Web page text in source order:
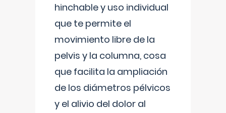
hinchable y uso individual
que te permite el
movimiento libre de la
pelvis y la columna, cosa
que facilita la ampliación
de los diámetros pélvicos
y el alivio del dolor al